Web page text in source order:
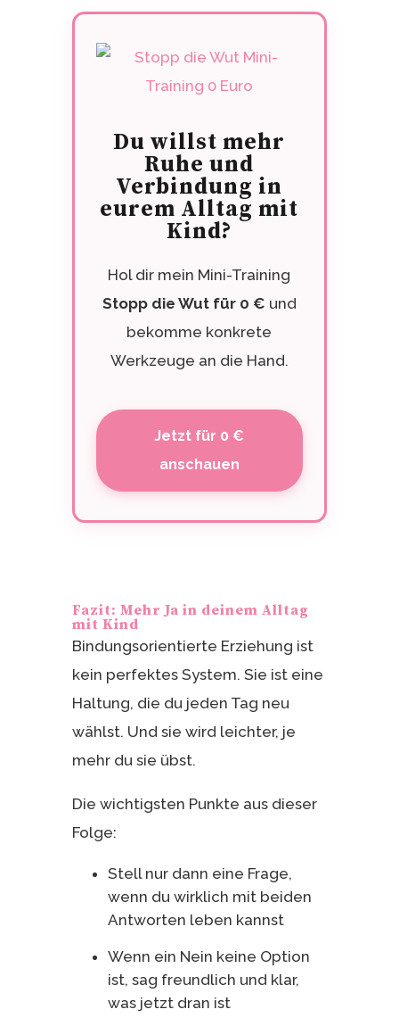
Du willst mehr
Ruhe und
Verbindung in
eurem Alltag mit
Kind?
Hol dir mein Mini-Training
Stopp die Wut für 0 € und
bekomme konkrete
Werkzeuge an die Hand.
Jetzt für 0 €
anschauen
Fazit: Mehr Ja in deinem Alltag
mit Kind
Bindungsorientierte Erziehung ist
kein perfektes System. Sie ist eine
Haltung, die du jeden Tag neu
wählst. Und sie wird leichter, je
mehr du sie übst.
Die wichtigsten Punkte aus dieser
Folge:
Stell nur dann eine Frage,
wenn du wirklich mit beiden
Antworten leben kannst
Wenn ein Nein keine Option
ist, sag freundlich und klar,
was jetzt dran ist